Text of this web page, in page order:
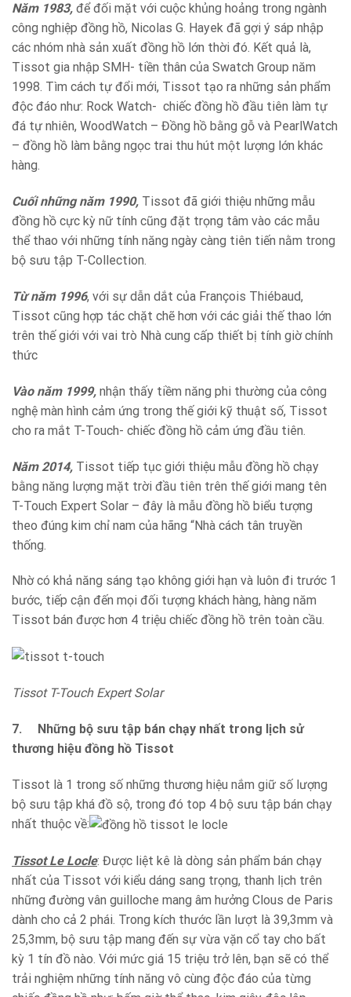
Năm 1983, để đối mặt với cuộc khủng hoảng trong ngành
công nghiệp đồng hồ, Nicolas G. Hayek đã gợi ý sáp nhập
các nhóm nhà sản xuất đồng hồ lớn thời đó. Kết quả là,
Tissot gia nhập SMH- tiền thân của Swatch Group năm
1998. Tìm cách tự đổi mới, Tissot tạo ra những sản phẩm
độc đáo như: Rock Watch- chiếc đồng hồ đầu tiên làm tự
đá tự nhiên, WoodWatch – Đồng hồ bằng gỗ và PearlWatch
– đồng hồ làm bằng ngọc trai thu hút một lượng lớn khác
hàng.
Cuối những năm 1990, Tissot đã giới thiệu những mẫu
đồng hồ cực kỳ nữ tính cũng đặt trọng tâm vào các mẫu
thể thao với những tính năng ngày càng tiên tiến nằm trong
bộ sưu tập T-Collection.
Từ năm 1996, với sự dẫn dắt của François Thiébaud,
Tissot cũng hợp tác chặt chẽ hơn với các giải thế thao lớn
trên thế giới với vai trò Nhà cung cấp thiết bị tính giờ chính
thức
Vào năm 1999, nhận thấy tiềm năng phi thường của công
nghệ màn hình cảm ứng trong thế giới kỹ thuật số, Tissot
cho ra mắt T-Touch- chiếc đồng hồ cảm ứng đầu tiên.
Năm 2014, Tissot tiếp tục giới thiệu mẫu đồng hồ chạy
bằng năng lượng mặt trời đầu tiên trên thế giới mang tên
T-Touch Expert Solar – đây là mẫu đồng hồ biểu tượng
theo đúng kim chỉ nam của hãng “Nhà cách tân truyền
thống.
Nhờ có khả năng sáng tạo không giới hạn và luôn đi trước 1
bước, tiếp cận đến mọi đối tượng khách hàng, hàng năm
Tissot bán được hơn 4 triệu chiếc đồng hồ trên toàn cầu.
Tissot T-Touch Expert Solar
7. Những bộ sưu tập bán chạy nhất trong lịch sử
thương hiệu đồng hồ Tissot
Tissot là 1 trong số những thương hiệu nắm giữ số lượng
bộ sưu tập khá đồ sộ, trong đó top 4 bộ sưu tập bán chạy
nhất thuộc về:
Tissot Le Locle: Được liệt kê là dòng sản phẩm bán chạy
nhất của Tissot với kiểu dáng sang trọng, thanh lịch trên
những đường vân guilloche mang âm hưởng Clous de Paris
dành cho cả 2 phái. Trong kích thước lần lượt là 39,3mm và
25,3mm, bộ sưu tập mang đến sự vừa vặn cổ tay cho bất
kỳ 1 tín đồ nào. Với mức giá 15 triệu trở lên, bạn sẽ có thể
trải nghiệm những tính năng vô cùng độc đáo của từng